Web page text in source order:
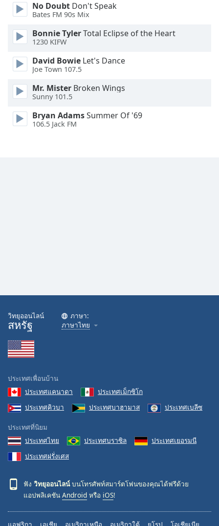
No Doubt Don't Speak
Bates FM 90s Mix
Bonnie TylerTotal Eclipse of the Heart
1230 KIFW
David Bowie Let's Dance
Joe Town 107.5
Mr. Mister Broken Wings
Sunny 101.5
Bryan AdamsSummer Of '69
106.5 Jack FM
วิทยุออนไลน์
สหรัฐ
ภาษา:
ภาษาไทย
ประเทศเพื่อนบ้าน
ประเทศแคนาดา
ประเทศเม็กซิโก
ประเทศคิวบา
ประเทศบาฮามาส ประเทศเบลีซ
ประเทศที่นิยม
ประเทศไทย
ประเทศบราซิล
ประเทศเยอรมนี
ประเทศฝรั่งเศส
ฟัง วิทยุออนไลน์บนโทรศัพท์สมาร์ตโฟนของคุณได้ฟรีด้วย
แอปพลิเคชัน Android หรือ iOS!